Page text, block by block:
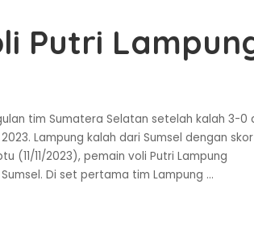
Putri
tim Sumatera Selatan setelah kalah 3-0
Lampung kalah dari Sumsel dengan skor
(11/11/2023), pemain voli Putri Lampung
Di set pertama tim Lampung ...